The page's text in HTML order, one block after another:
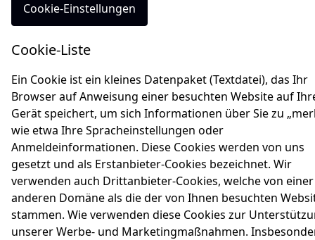
Cookie-Einstellungen
Cookie-Liste
Ein Cookie ist ein kleines Datenpaket (Textdatei), das Ihr
Browser auf Anweisung einer besuchten Website auf
Gerät speichert, um sich Informationen über Sie zu
wie etwa Ihre Spracheinstellungen oder
Anmeldeinformationen. Diese Cookies werden von uns
gesetzt und als Erstanbieter-Cookies bezeichnet. Wir
verwenden auch Drittanbieter-Cookies, welche von einer
anderen Domäne als die der von Ihnen besuchten
stammen. Wie verwenden diese Cookies zur
unserer Werbe- und Marketingmaßnahmen.